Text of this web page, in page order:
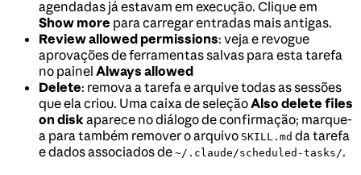
agendadas já estavam em execução. Clique em
Show more para carregar entradas mais antigas.
Review allowed permissions: veja e revogue
aprovações de ferramentas salvas para esta tarefa
no painel Always allowed
Delete: remova a tarefa e arquive todas as sessões
que ela criou. Uma caixa de seleçãoAlso delete files
on diskaparece no diálogo de confirmação; marque-
a para também remover o arquivo SKILL.md da tarefa
e dados associados de ~/.claude/scheduled-tasks/.